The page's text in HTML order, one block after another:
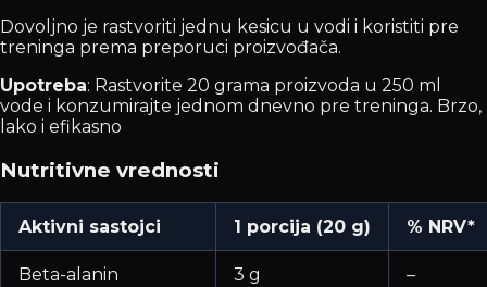
Dovoljno je rastvoriti jednu kesicu u vodi i koristiti pre
treninga prema preporuci proizvođača.
Upotreba: Rastvorite 20 grama proizvoda u 250 ml
vode i konzumirajte jednom dnevno pre treninga. Brzo,
lako i efikasno
Nutritivne vrednosti
Aktivni sastojci 1 porcija (20 g) % NRV*
Beta-alanin 3 g –